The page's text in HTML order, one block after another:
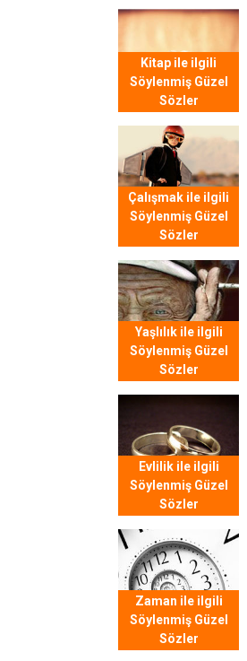
Kitap ile ilgili
Söylenmiş Güzel
Sözler
Çalışmak ile ilgili
Söylenmiş Güzel
Sözler
Yaşlılık ile ilgili
Söylenmiş Güzel
Sözler
Evlilik ile ilgili
Söylenmiş Güzel
Sözler
Zaman ile ilgili
Söylenmiş Güzel
Sözler